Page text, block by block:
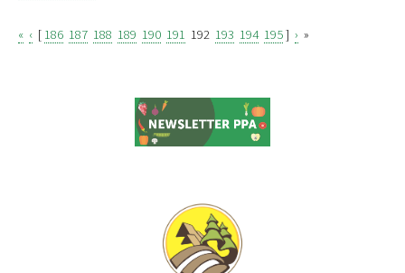
« ‹ [ 186 187 188 189 190 191 192 193 194 195] › »